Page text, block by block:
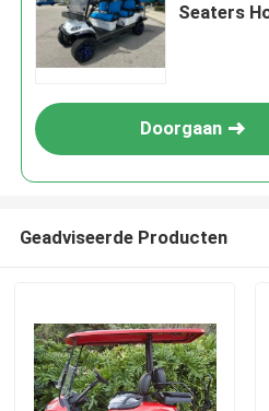
Seaters
Doorgaan
Geadviseerde Producten